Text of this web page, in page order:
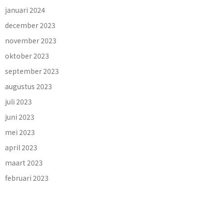
januari 2024
december 2023
november 2023
oktober 2023
september 2023
augustus 2023
juli 2023
juni 2023
mei 2023
april 2023
maart 2023
februari 2023